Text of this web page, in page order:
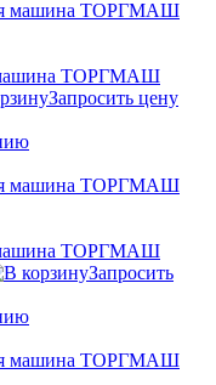
машина ТОРГМАШ
Запросить цену
машина ТОРГМАШ
Запросить